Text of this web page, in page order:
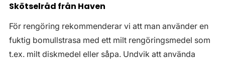
Skötselråd från Haven
För rengöring rekommenderar vi att man använder en
fuktig bomullstrasa med ett milt rengöringsmedel som
t.ex. milt diskmedel eller såpa. Undvik att använda